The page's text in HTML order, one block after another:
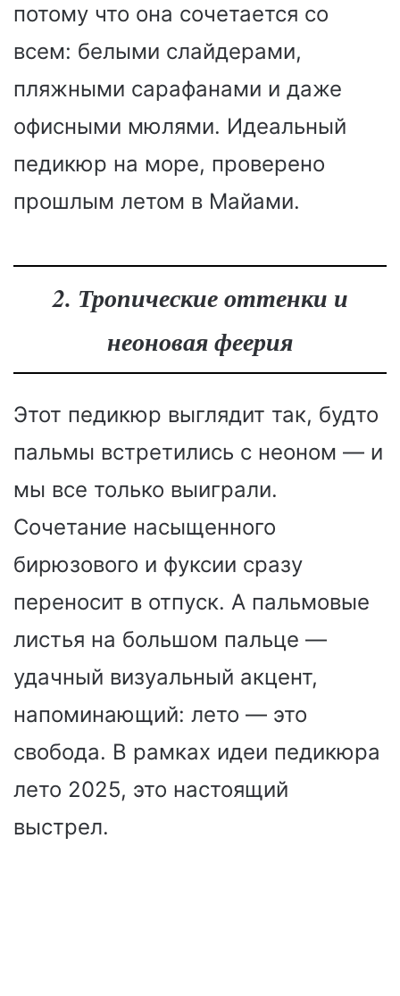
потому что она сочетается со
всем: белыми слайдерами,
пляжными сарафанами и даже
офисными мюлями. Идеальный
педикюр на море, проверено
прошлым летом в Майами.
2. Тропические оттенки и
неоновая феерия
Этот педикюр выглядит так, будто
пальмы встретились с неоном — и
мы все только выиграли.
Сочетание насыщенного
бирюзового и фуксии сразу
переносит в отпуск. А пальмовые
листья на большом пальце —
удачный визуальный акцент,
напоминающий: лето — это
свобода. В рамках идеи педикюра
лето 2025, это настоящий
выстрел.